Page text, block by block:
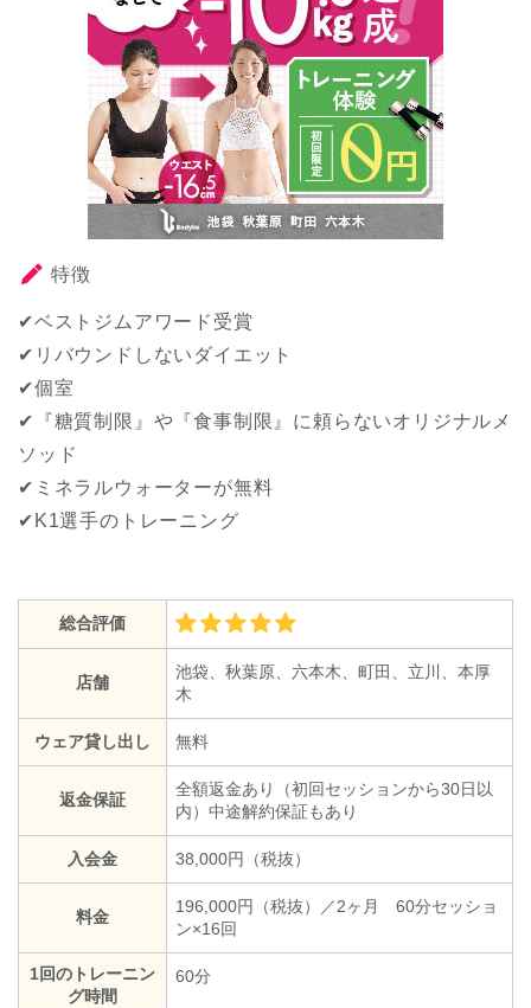
特徴
✔ベストジムアワード受賞
✔リバウンドしないダイエット
✔個室
✔『糖質制限』や『食事制限』に頼らないオリジナルメ
ソッド
✔ミネラルウォーターが無料
✔K1選手のトレーニング
総合評価
店舗
池袋、秋葉原、六本木、町田、立川、本厚
木
ウェア貸し出し 無料
返金保証
全額返金あり（初回セッションから30日以
内）中途解約保証もあり
入会金 38,000円（税抜）
料金
196,000円（税抜）／2ヶ月 60分セッショ
ン×16回
1回のトレーニン
グ時間
60分